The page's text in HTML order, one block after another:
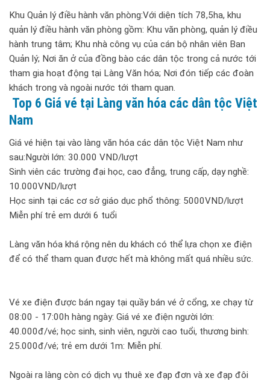
Khu Quản lý điều hành văn phòng:Với diện tích 78,5ha, khu
quản lý điều hành văn phòng gồm: Khu văn phòng, quản lý điều
hành trung tâm; Khu nhà công vụ của cán bộ nhân viên Ban
Quản lý; Nơi ăn ở của đồng bào các dân tộc trong cả nước tới
tham gia hoạt động tại Làng Văn hóa; Nơi đón tiếp các đoàn
khách trong và ngoài nước tới tham quan.
Top 6 Giá vé tại Làng văn hóa các dân tộc Việt
Nam
Giá vé hiện tại vào làng văn hóa các dân tộc Việt Nam như
sau:Người lớn: 30.000 VND/lượt
Sinh viên các trường đại học, cao đẳng, trung cấp, dạy nghề:
10.000VND/lượt
Học sinh tại các cơ sở giáo dục phổ thông: 5000VND/lượt
Miễn phí trẻ em dưới 6 tuổi
Làng văn hóa khá rộng nên du khách có thể lựa chọn xe điện
để có thể tham quan được hết mà không mất quá nhiều sức.
Vé xe điện được bán ngay tại quầy bán vé ở cổng, xe chạy từ
08:00 - 17:00h hàng ngày: Giá vé xe điện người lớn:
40.000đ/vé; học sinh, sinh viên, người cao tuổi, thương binh:
25.000đ/vé; trẻ em dưới 1m: Miễn phí.
Ngoài ra làng còn có dịch vụ thuê xe đạp đơn và xe đạp đôi